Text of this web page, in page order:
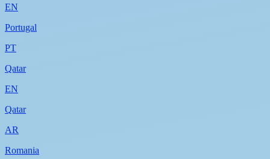
EN
Portugal
PT
Qatar
EN
Qatar
AR
Romania